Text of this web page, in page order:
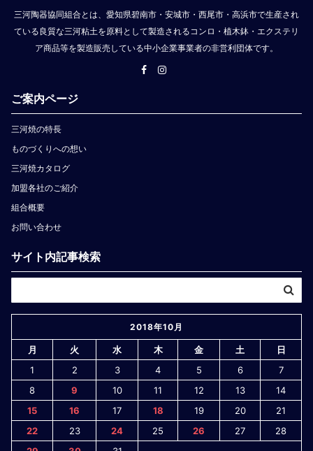
三河陶器協同組合とは、愛知県碧南市・安城市・西尾市・高浜市で生産され
ている良質な三河粘土を原料として製造されるコンロ・植木鉢・エクステリ
ア商品等を製造販売している中小企業事業者の非営利団体です。
ご案内ページ
三河焼の特長
ものづくりへの想い
三河焼カタログ
加盟各社のご紹介
組合概要
お問い合わせ
サイト内記事検索
2018年10月
月 火 水 木 金 土
日
1
2 3 4 5 6
7
8
9 10 11 12 13
14
15
16 17 18 19 20
21
22
23 24 25 26 27
28